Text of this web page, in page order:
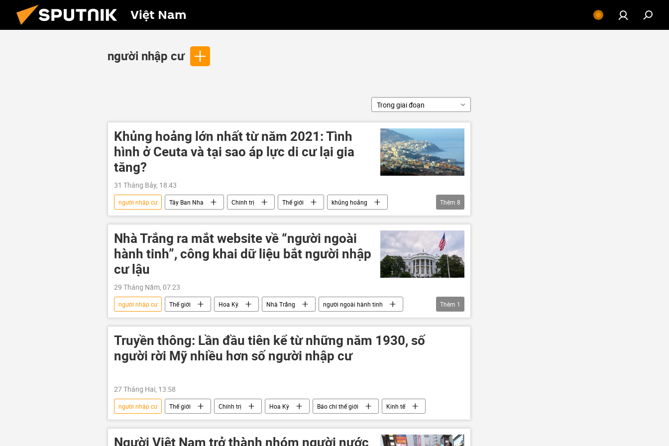
Việt Nam
người nhập cư
Trong giai đoạn
Khủng hoảng lớn nhất từ năm 2021: Tình
hình ở Ceuta và tại sao áp lực di cư lại gia
tăng?
31 Tháng Bảy, 18:43
người nhập cư Tây Ban Nha Chính trị Thế giới
khủng hoảng
Morocco
thiệt mạng Trung Đông châu Phi
Phần Lan
Châu Âu
Liên minh châu Âu
Thêm 8
Nhà Trắng ra mắt website về “người ngoài
hành tinh”, công khai dữ liệu bắt người nhập
cư lậu
29 Tháng Năm, 07:23
người nhập cư Thế giới Hoa Kỳ Nhà Trắng
người ngoài hành tinh
Xã hội
Thêm 1
Truyền thông: Lần đầu tiên kể từ những năm 1930, số
người rời Mỹ nhiều hơn số người nhập cư
27 Tháng Hai, 13:58
người nhập cư Thế giới Chính trị Hoa Kỳ Báo chí thế giới Kinh tế
Người Việt Nam trở thành nhóm người nước